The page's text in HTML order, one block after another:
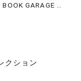
枚方ベルパルレ 入賞デッキ
クション